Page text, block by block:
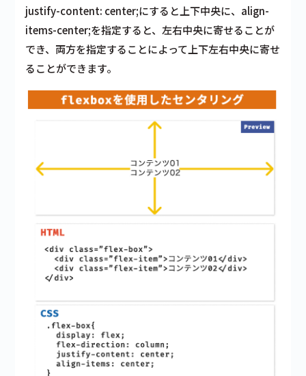
justify-content: center;にすると上下中央に、align-
items-center;を指定すると、左右中央に寄せることが
でき、両方を指定することによって上下左右中央に寄せ
ることができます。